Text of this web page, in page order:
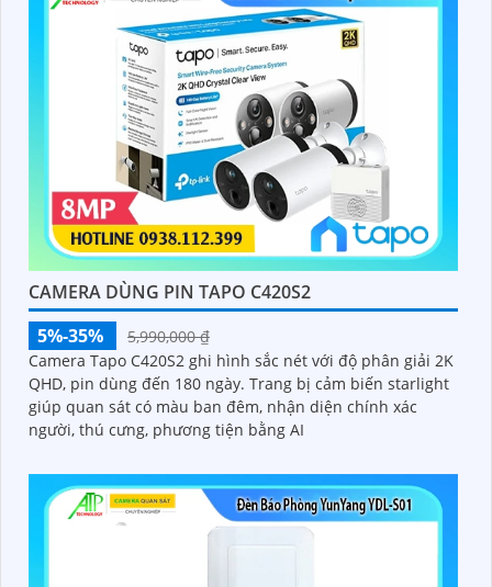
CAMERA DÙNG PIN TAPO C420S2
5%-35%
5,990,000 ₫
Camera Tapo C420S2 ghi hình sắc nét với độ phân giải 2K
QHD, pin dùng đến 180 ngày. Trang bị cảm biến starlight
giúp quan sát có màu ban đêm, nhận diện chính xác
người, thú cưng, phương tiện bằng AI